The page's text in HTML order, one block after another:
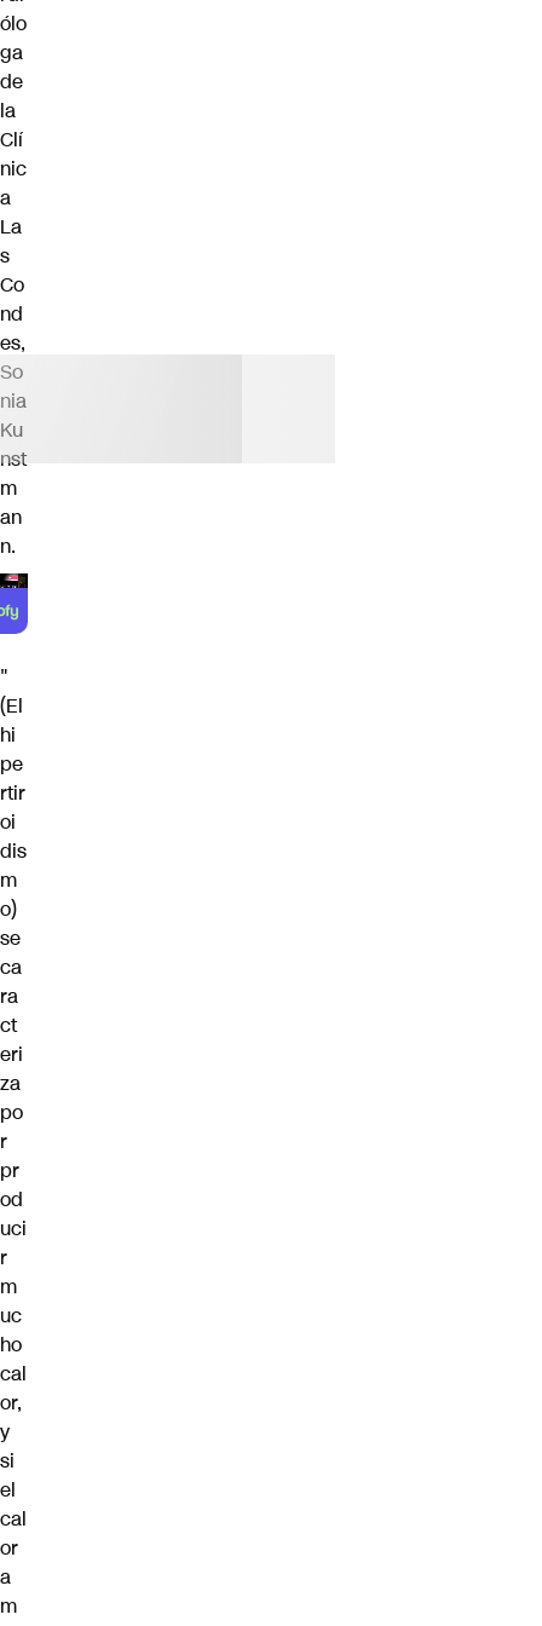
ólo
ga
de
la
Clí
nic
a
La
s
Co
nd
es,
So
nia
Ku
nst
m
an
n.
"
(El
hi
pe
rtir
oi
dis
m
o)
se
ca
ra
ct
eri
za
po
r
pr
od
uci
r
m
uc
ho
cal
or,
y
si
el
cal
or
a
m